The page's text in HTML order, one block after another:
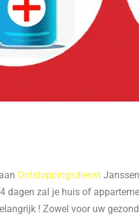
Ontstoppingsdienst
zal je huis of
! Zowel voor uw